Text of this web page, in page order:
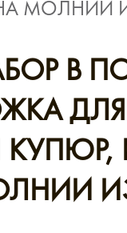
МОЛНИИ
В
КУПЮР,